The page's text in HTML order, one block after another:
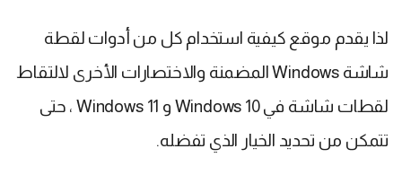
لذا يقدم موقع كيفية استخدام كل من أدوات لقطة
شاشة Windows المضمنة والاختصارات الأخرى لالتقاط
لقطات شاشة في Windows 10 و Windows 11 ، حتى
تتمكن من تحديد الخيار الذي تفضله.